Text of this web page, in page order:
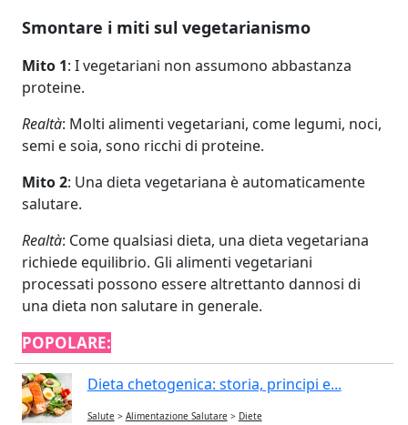
Smontare i miti sul vegetarianismo
Mito 1: I vegetariani non assumono abbastanza
proteine.
Realtà: Molti alimenti vegetariani, come legumi, noci,
semi e soia, sono ricchi di proteine.
Mito 2: Una dieta vegetariana è automaticamente
salutare.
Realtà: Come qualsiasi dieta, una dieta vegetariana
richiede equilibrio. Gli alimenti vegetariani
processati possono essere altrettanto dannosi di
una dieta non salutare in generale.
POPOLARE:
Dieta chetogenica: storia, principi e...
Salute > Alimentazione Salutare > Diete